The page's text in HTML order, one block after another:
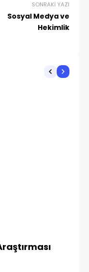
SONRAKI YAZI
Sosyal Medya ve
Hekimlik